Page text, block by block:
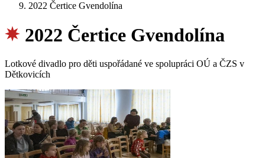
2022 Čertice Gvendolína
2022 Čertice Gvendolína
Lotkové divadlo pro děti uspořádané ve spolupráci OÚ a ČZS v
Dětkovicích